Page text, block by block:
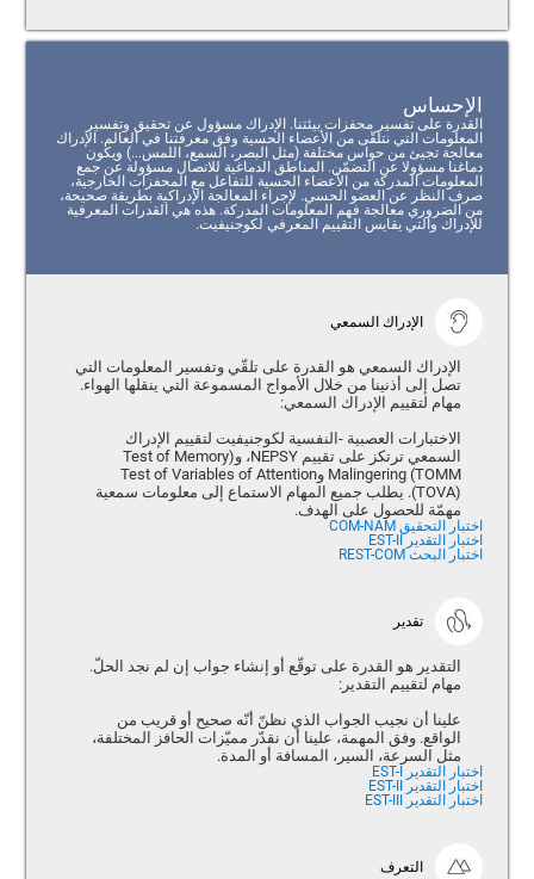
الإحساس
القدرة على تفسير محفزات بيئتنا. الإدراك مسؤول عن تحقيق وتفسير
المعلومات التي نتلقّى من الأعضاء الحسية وفق معرفتنا في العالم. الإدراك
معالجة تجيئ من حواس مختلفة (مثل البصر، السمع، اللمس...) ويكون
دماغنا مسؤولا عن التضمّن. المناطق الدماغية للاتصال مسؤولة عن جمع
المعلومات المدركة من الأعضاء الحسية للتفاعل مع المحفزات الخارجية،
صرف النظر عن العضو الحسي. لإجراء المعالجة الإدراكية بطريقة صحيحة،
من الضروري معالجة فهم المعلومات المدركة. هذه هي القدرات المعرفية
للإدراك والتي يقايس التقييم المعرفي لكوجنيفيت.
الإدراك السمعي
الإدراك السمعي هو القدرة على تلقّي وتفسير المعلومات التي
تصل إلى أذنينا من خلال الأمواج المسموعة التي ينقلها الهواء.
مهام لتقييم الإدراك السمعي:
الاختبارات العصبية -النفسية لكوجنيفيت لتقييم الإدراك
السمعي ترتكز على تقييم NEPSY، و(Test of Memory
Malingering (TOMM وTest of Variables of Attention
(TOVA). يطلب جميع المهام الاستماع إلى معلومات سمعية
مهمّة للحصول على الهدف.
اختبار التحقيق COM-NAM
اختبار التقدير EST-II
اختبار البحث REST-COM
تقدير
التقدير هو القدرة على توقّع أو إنشاء جواب إن لم نجد الحلّ.
مهام لتقييم التقدير:
علينا أن نجيب الجواب الذي نظنّ أنّه صحيح أو قريب من
الواقع. وفق المهمة، علينا أن نقدّر مميّزات الحافز المختلفة،
مثل السرعة، السير، المسافة أو المدة.
اختبار التقدير EST-I
اختبار التقدير EST-II
اختبار التقدير EST-III
التعرف